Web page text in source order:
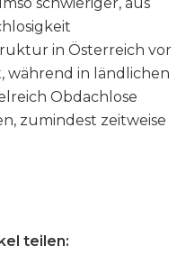
in Österreich vor
während in ländlichen
Obdachlose
zumindest zeitweise
teilen: